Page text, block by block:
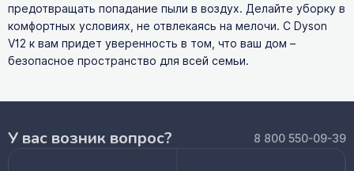
предотвращать попадание пыли в воздух. Делайте уборку в
комфортных условиях, не отвлекаясь на мелочи. С Dyson
V12 к вам придет уверенность в том, что ваш дом –
безопасное пространство для всей семьи.
У вас возник вопрос? 8 800 550-09-39